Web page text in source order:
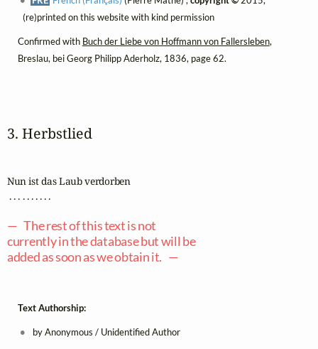
(re)printed on this website with kind permission
Confirmed with Buch der Liebe von Hoffmann von Fallersleben,
Breslau, bei Georg Philipp Aderholz, 1836, page 62.
3. Herbstlied
Nun ist das Laub verdorben
. . . . . . . . . .
— The rest of this text is not
currently in the database but will be
added as soon as we obtain it. —
Text Authorship:
by Anonymous / Unidentified Author